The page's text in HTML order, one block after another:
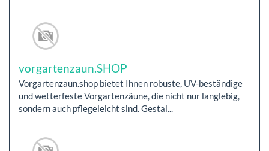
vorgartenzaun.SHOP
Vorgartenzaun.shop bietet Ihnen robuste, UV-beständige
und wetterfeste Vorgartenzäune, die nicht nur langlebig,
sondern auch pflegeleicht sind. Gestal...